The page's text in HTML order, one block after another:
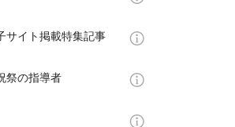
イト掲載特集記事
祭の指導者